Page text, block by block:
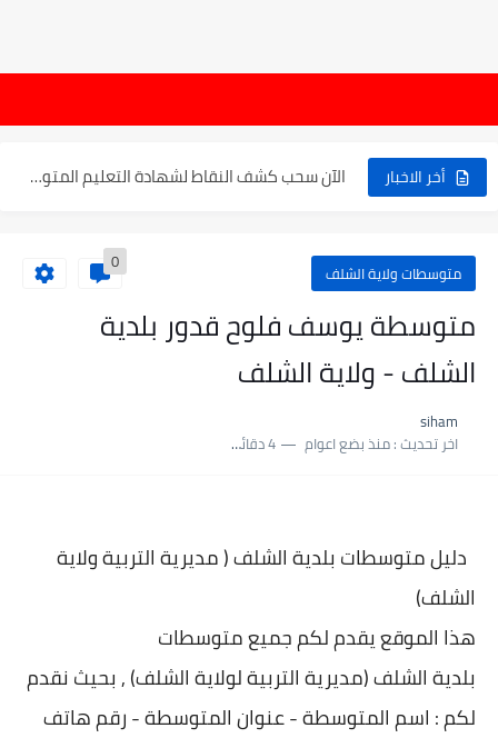
أخر الاخبار
الإعلان عن نتائج بكالوريا 2025 في الجزائر يوم 20...
الآن سحب كشف النقاط لشهادة التعليم المتوسط 2025
حساب معدل شهادة التعليم المتوسط بيام 2025
متوسطات ولاية الشلف 0
متوسطة يوسف فلوح قدور بلدية
الشلف - ولاية الشلف
siham
اخر تحديث :منذ بضع اعوام 4 دقائق للقراءة
دليل متوسطات بلديةالشلف ( مديرية التربية ولاية
الشلف)
هذا الموقع يقدم لكم جميع متوسطات
بلديةالشلف (مديرية التربية لولاية الشلف) , بحيث نقدم
لكم : اسم المتوسطة - عنوان المتوسطة - رقم هاتف